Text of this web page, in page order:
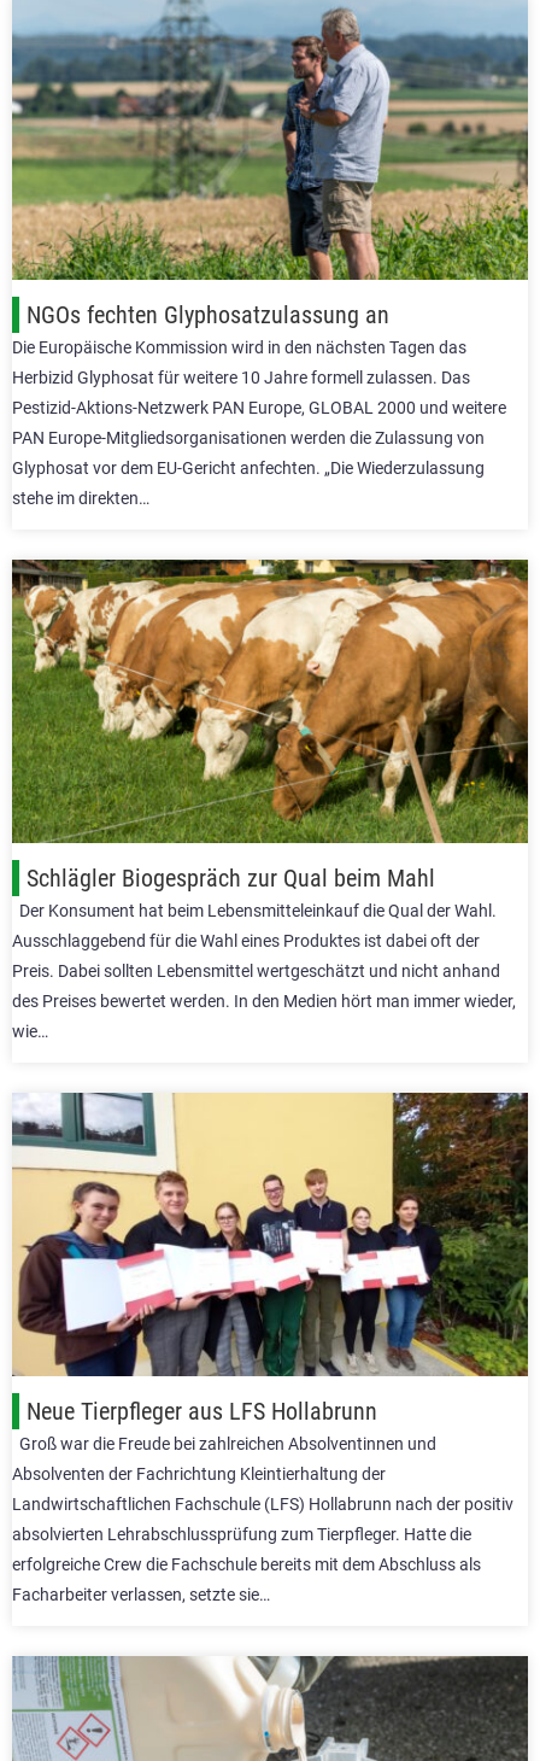
NGOs fechten Glyphosatzulassung an
Die Europäische Kommission wird in den nächsten Tagen das
Herbizid Glyphosat für weitere 10 Jahre formell zulassen. Das
Pestizid-Aktions-Netzwerk PAN Europe, GLOBAL 2000 und weitere
PAN Europe-Mitgliedsorganisationen werden die Zulassung von
Glyphosat vor dem EU-Gericht anfechten. „Die Wiederzulassung
stehe im direkten…
Schlägler Biogespräch zur Qual beim Mahl
Der Konsument hat beim Lebensmitteleinkauf die Qual der Wahl.
Ausschlaggebend für die Wahl eines Produktes ist dabei oft der
Preis. Dabei sollten Lebensmittel wertgeschätzt und nicht anhand
des Preises bewertet werden. In den Medien hört man immer wieder,
wie…
Neue Tierpfleger aus LFS Hollabrunn
Groß war die Freude bei zahlreichen Absolventinnen und
Absolventen der Fachrichtung Kleintierhaltung der
Landwirtschaftlichen Fachschule (LFS) Hollabrunn nach der positiv
absolvierten Lehrabschlussprüfung zum Tierpfleger. Hatte die
erfolgreiche Crew die Fachschule bereits mit dem Abschluss als
Facharbeiter verlassen, setzte sie…